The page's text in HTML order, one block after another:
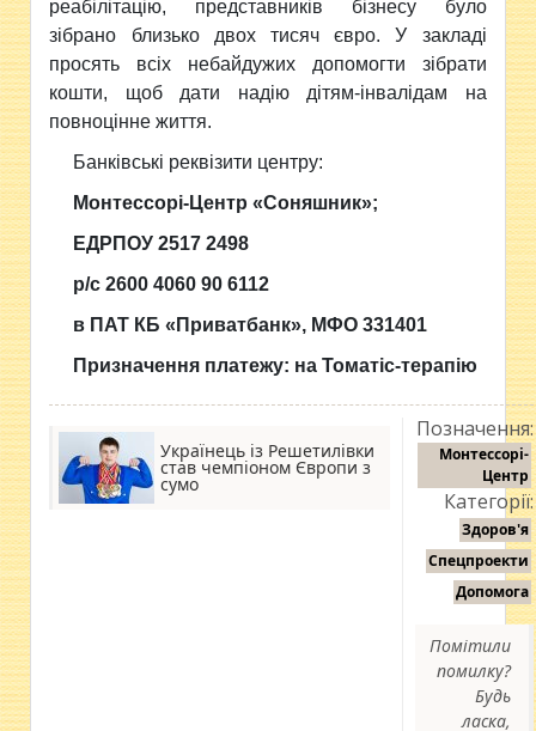
реабілітацію, представників бізнесу було
зібрано близько двох тисяч євро. У закладі
просять всіх небайдужих допомогти зібрати
кошти, щоб дати надію дітям-інвалідам на
повноцінне життя.
Банківські реквізити центру:
Монтессорі-Центр «Соняшник»;
ЕДРПОУ 2517 2498
р/с 2600 4060 90 6112
в ПАТ КБ «Приватбанк», МФО 331401
Призначення платежу: на Томатіс-терапію
Українець із Решетилівки
став чемпіоном Європи з
сумо
Позначення:
Монтессорі-
Центр
Категорії:
Здоров'я
Спецпроекти
Допомога
Помітили
помилку?
Будь
ласка,